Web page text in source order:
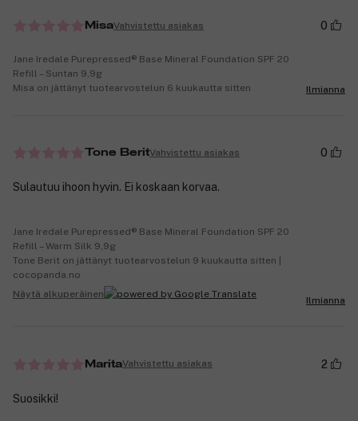
MisaVahvistettu asiakas 0
Jane Iredale Purepressed® Base Mineral Foundation SPF 20
Refill – Suntan 9,9g
Misa on jättänyt tuotearvostelun 6 kuukautta sitten
Ilmianna
Tone BeritVahvistettu asiakas 0
Sulautuu ihoon hyvin. Ei koskaan korvaa.
Jane Iredale Purepressed® Base Mineral Foundation SPF 20
Refill – Warm Silk 9,9g
Tone Berit on jättänyt tuotearvostelun 9 kuukautta sitten |
cocopanda.no
Näytä alkuperäinen
Ilmianna
MaritaVahvistettu asiakas 2
Suosikki!